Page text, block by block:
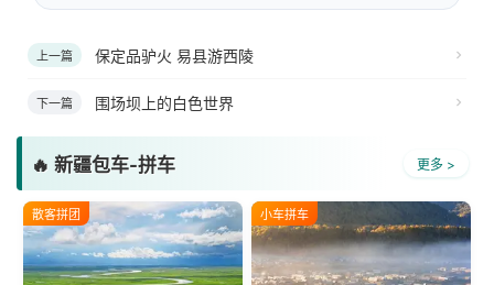
上一篇 保定品驴火 易县游西陵
下一篇 围场坝上的白色世界
🔥 新疆包车-拼车 更多 >
散客拼团 小车拼车